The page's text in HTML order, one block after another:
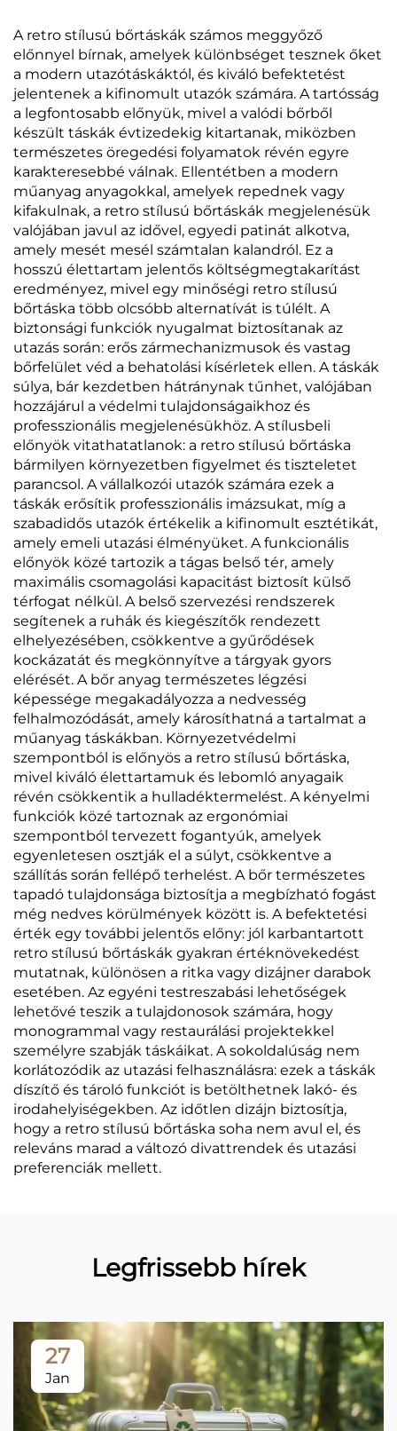
A retro stílusú bőrtáskák számos meggyőző
előnnyel bírnak, amelyek különbséget tesznek őket
a modern utazótáskáktól, és kiváló befektetést
jelentenek a kifinomult utazók számára. A tartósság
a legfontosabb előnyük, mivel a valódi bőrből
készült táskák évtizedekig kitartanak, miközben
természetes öregedési folyamatok révén egyre
karakteresebbé válnak. Ellentétben a modern
műanyag anyagokkal, amelyek repednek vagy
kifakulnak, a retro stílusú bőrtáskák megjelenésük
valójában javul az idővel, egyedi patinát alkotva,
amely mesét mesél számtalan kalandról. Ez a
hosszú élettartam jelentős költségmegtakarítást
eredményez, mivel egy minőségi retro stílusú
bőrtáska több olcsóbb alternatívát is túlélt. A
biztonsági funkciók nyugalmat biztosítanak az
utazás során: erős zármechanizmusok és vastag
bőrfelület véd a behatolási kísérletek ellen. A táskák
súlya, bár kezdetben hátránynak tűnhet, valójában
hozzájárul a védelmi tulajdonságaikhoz és
professzionális megjelenésükhöz. A stílusbeli
előnyök vitathatatlanok: a retro stílusú bőrtáska
bármilyen környezetben figyelmet és tiszteletet
parancsol. A vállalkozói utazók számára ezek a
táskák erősítik professzionális imázsukat, míg a
szabadidős utazók értékelik a kifinomult esztétikát,
amely emeli utazási élményüket. A funkcionális
előnyök közé tartozik a tágas belső tér, amely
maximális csomagolási kapacitást biztosít külső
térfogat nélkül. A belső szervezési rendszerek
segítenek a ruhák és kiegészítők rendezett
elhelyezésében, csökkentve a gyűrődések
kockázatát és megkönnyítve a tárgyak gyors
elérését. A bőr anyag természetes légzési
képessége megakadályozza a nedvesség
felhalmozódását, amely károsíthatná a tartalmat a
műanyag táskákban. Környezetvédelmi
szempontból is előnyös a retro stílusú bőrtáska,
mivel kiváló élettartamuk és lebomló anyagaik
révén csökkentik a hulladéktermelést. A kényelmi
funkciók közé tartoznak az ergonómiai
szempontból tervezett fogantyúk, amelyek
egyenletesen osztják el a súlyt, csökkentve a
szállítás során fellépő terhelést. A bőr természetes
tapadó tulajdonsága biztosítja a megbízható fogást
még nedves körülmények között is. A befektetési
érték egy további jelentős előny: jól karbantartott
retro stílusú bőrtáskák gyakran értéknövekedést
mutatnak, különösen a ritka vagy dizájner darabok
esetében. Az egyéni testreszabási lehetőségek
lehetővé teszik a tulajdonosok számára, hogy
monogrammal vagy restaurálási projektekkel
személyre szabják táskáikat. A sokoldalúság nem
korlátozódik az utazási felhasználásra: ezek a táskák
díszítő és tároló funkciót is betölthetnek lakó- és
irodahelyiségekben. Az időtlen dizájn biztosítja,
hogy a retro stílusú bőrtáska soha nem avul el, és
releváns marad a változó divattrendek és utazási
preferenciák mellett.
Legfrissebb hírek
27
Jan